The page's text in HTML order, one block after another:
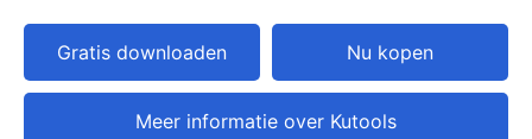
Gratis downloaden Nu kopen
Meer informatie over Kutools